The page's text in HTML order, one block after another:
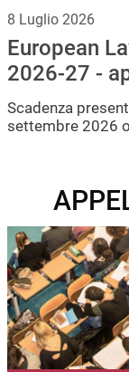
8 Luglio 2026
European
2026-27 -
Scadenza
settembre 2026
Immagine